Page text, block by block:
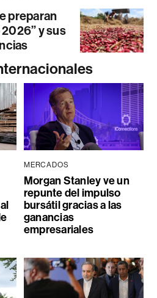
preparan
y sus
MERCADOS
Morgan Stanley ve un
repunte del impulso
bursátil gracias a las
ganancias
empresariales